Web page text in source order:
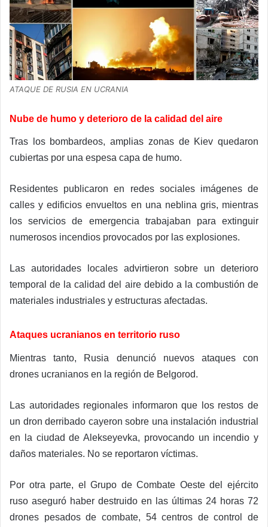
ATAQUE DE RUSIA EN UCRANIA
Nube de humo y deterioro de la calidad del aire
Tras los bombardeos, amplias zonas de Kiev quedaron
cubiertas por una espesa capa de humo.
Residentes publicaron en redes sociales imágenes de
calles y edificios envueltos en una neblina gris, mientras
los servicios de emergencia trabajaban para extinguir
numerosos incendios provocados por las explosiones.
Las autoridades locales advirtieron sobre un deterioro
temporal de la calidad del aire debido a la combustión de
materiales industriales y estructuras afectadas.
Ataques ucranianos en territorio ruso
Mientras tanto, Rusia denunció nuevos ataques con
drones ucranianos en la región de Belgorod.
Las autoridades regionales informaron que los restos de
un dron derribado cayeron sobre una instalación industrial
en la ciudad de Alekseyevka, provocando un incendio y
daños materiales. No se reportaron víctimas.
Por otra parte, el Grupo de Combate Oeste del ejército
ruso aseguró haber destruido en las últimas 24 horas 72
drones pesados de combate, 54 centros de control de